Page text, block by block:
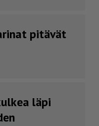
pitävät
läpi